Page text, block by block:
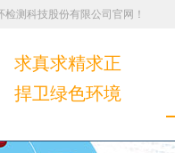
测科技股份有限公司官网！
求真求精求正
捍卫绿色环境